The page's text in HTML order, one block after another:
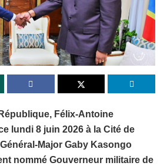
Félix-Antoine
lundi 8 juin 2026 à la Cité de
Major Gaby Kasongo
nommé Gouverneur militaire de